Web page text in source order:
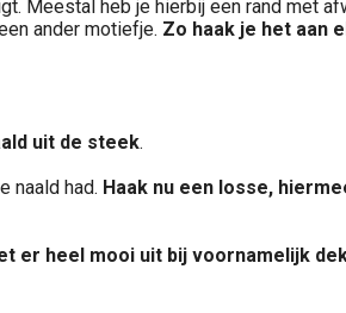
Meestal heb je hierbij een rand met
ander motiefje. Zo haak je het aan
uit de steek.
naald had. Haak nu een losse,
er heel mooi uit bij voornamelijk